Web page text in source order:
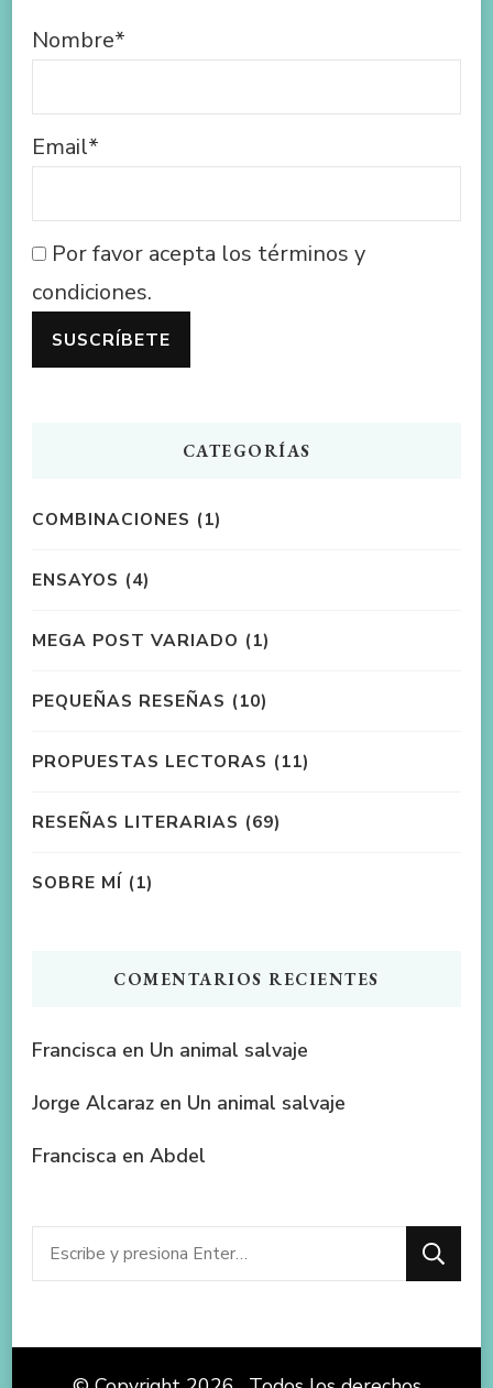
Nombre*
Email*
Por favor acepta los términos y
condiciones.
CATEGORÍAS
COMBINACIONES (1)
ENSAYOS (4)
MEGA POST VARIADO (1)
PEQUEÑAS RESEÑAS (10)
PROPUESTAS LECTORAS (11)
RESEÑAS LITERARIAS (69)
SOBRE MÍ (1)
COMENTARIOS RECIENTES
Francisca en Un animal salvaje
Jorge Alcaraz en Un animal salvaje
Francisca en Abdel
¿Buscas
algo?